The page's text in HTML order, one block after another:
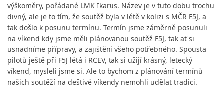
výškoměry, pořádané LMK Ikarus. Název je v tuto dobu trochu
divný, ale je to tím, že soutěž byla v létě v kolizi s MČR F5J, a
tak došlo k posunu termínu. Termín jsme záměrně posunuli
na víkend kdy jsme měli plánovanou soutěž F5J, tak ať si
usnadníme přípravy, a zajištění všeho potřebného. Spousta
pilotů ještě při F5J létá i RCEV, tak si užijí krásný, letecký
víkend, mysleli jsme si. Ale to bychom z plánování termínů
našich soutěží na deštivé víkendy nemohli udělat tradici.